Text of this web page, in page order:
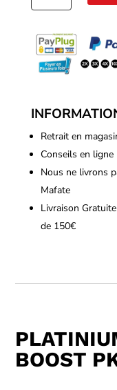
Platinium
Super
Boost
PK
Retrait en
Conseils en ligne
Nous ne livrons
Mafate
Livraison
de 150€
BOOST